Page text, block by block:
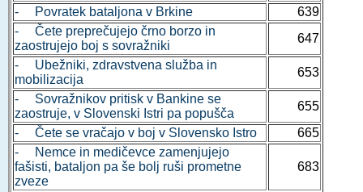
- Povratek bataljona v Brkine
639
- Čete preprečujejo črno borzo in
zaostrujejo boj s sovražniki
647
- Ubežniki, zdravstvena služba in
mobilizacija
653
- Sovražnikov pritisk v Bankine se
zaostruje, v Slovenski Istri pa popušča
655
- Čete se vračajo v boj v Slovensko Istro
665
- Nemce in medičevce zamenjujejo
fašisti, bataljon pa še bolj ruši prometne
zveze
683